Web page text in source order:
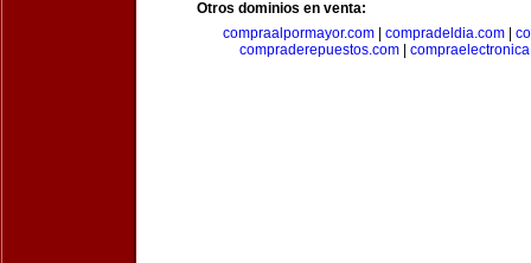
Otros dominios en venta:
compraalpormayor.com| compradeldia.com|
compraderepuestos.com|